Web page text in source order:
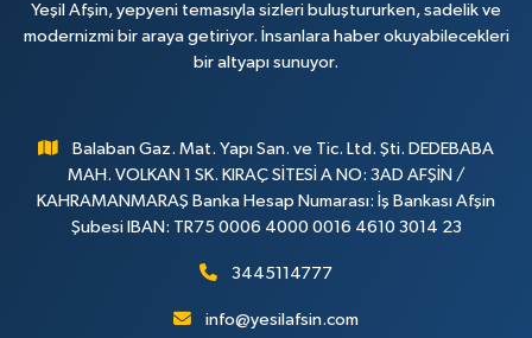
Yeşil Afşin, yepyeni temasıyla sizleri buluştururken, sadelik ve
modernizmi bir araya getiriyor. İnsanlara haber okuyabilecekleri
bir altyapı sunuyor.
Balaban Gaz. Mat. Yapı San. ve Tic. Ltd. Şti. DEDEBABA
MAH. VOLKAN 1 SK. KIRAÇ SİTESİ A NO: 3AD AFŞİN /
KAHRAMANMARAŞ Banka Hesap Numarası: İş Bankası Afşin
Şubesi IBAN: TR75 0006 4000 0016 4610 3014 23
3445114777
info@yesilafsin.com